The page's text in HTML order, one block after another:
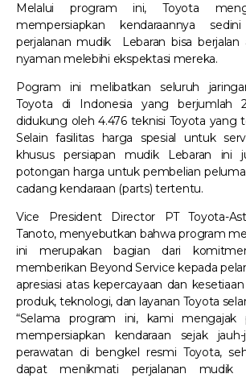
Melalui program ini, Toyota
mempersiapkan kendaraannya
perjalanan mudik Lebaran bisa berjalan
nyaman melebihi ekspektasi mereka.
Pogram ini melibatkan seluruh
Toyota di Indonesia yang berjumlah
didukung oleh 4.476 teknisi Toyota yang
Selain fasilitas harga spesial untuk
khusus persiapan mudik Lebaran ini
potongan harga untuk pembelian
cadang kendaraan (parts) tertentu.
Vice President Director PT Toyota-
Tanoto, menyebutkan bahwa program
ini merupakan bagian dari
memberikan Beyond Service kepada
apresiasi atas kepercayaan dan
produk, teknologi, dan layanan Toyota
“Selama program ini, kami mengajak
mempersiapkan kendaraan sejak
perawatan di bengkel resmi Toyota,
dapat menikmati perjalanan mudik